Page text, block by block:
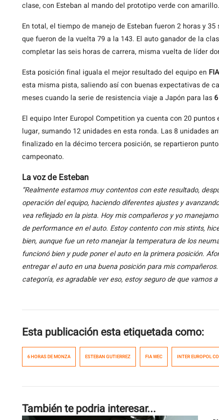
clase, con Esteban al mando del prototipo verde con
En total, el tiempo de manejo de Esteban fueron 2 horas y
que fueron de la vuelta 79 a la 143. El auto ganador de la
completar las seis horas de carrera, misma vuelta de líder
Esta posición final iguala el mejor resultado del equipo en
esta misma pista, saliendo así con buenas expectativas de
meses cuando la serie de resistencia viaje a Japón para las
El equipo Inter Europol Competition ya cuenta con 20
lugar, sumando 12 unidades en esta ronda. Las 8 unidades
finalizado en la décimo tercera posición, se repartieron
campeonato.
La voz de Esteban
“Realmente estamos muy contentos con este resultado,
operación del equipo, haciendo diferentes ajustes y
vea reflejado en la pista. Hoy mis compañeros y yo
de performance en el auto. Estoy contento con mis stints,
bien, aunque fue un reto manejar la temperatura de los
funcionó bien y pude poner el auto en la primera posición.
entregar el auto en una buena posición para mis
categoría, es agradable ver eso, estoy seguro de que vamos
Esta publicación esta etiquetada como:
6 HORAS DE MONZA ESTEBAN GUTIERREZ FIA WEC INTER EUROPOL
También te podria interesar...